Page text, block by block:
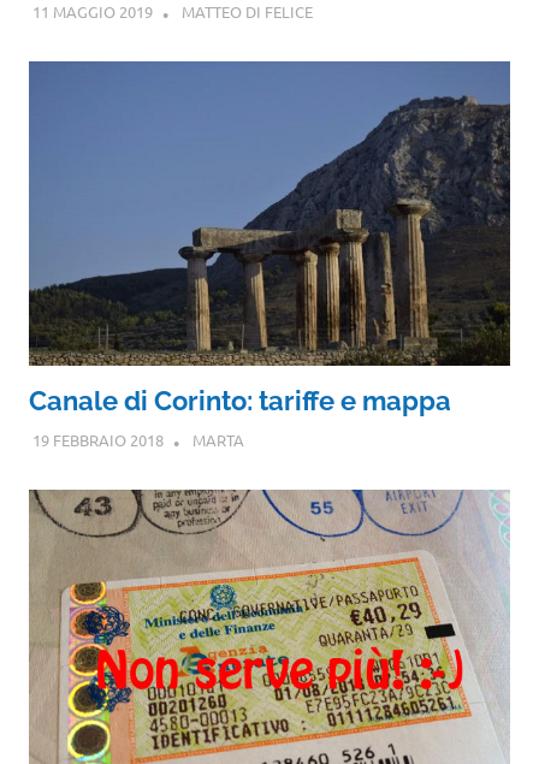
11 MAGGIO 2019 MATTEO DI FELICE
Canale di Corinto: tariffe e mappa
19 FEBBRAIO 2018 MARTA